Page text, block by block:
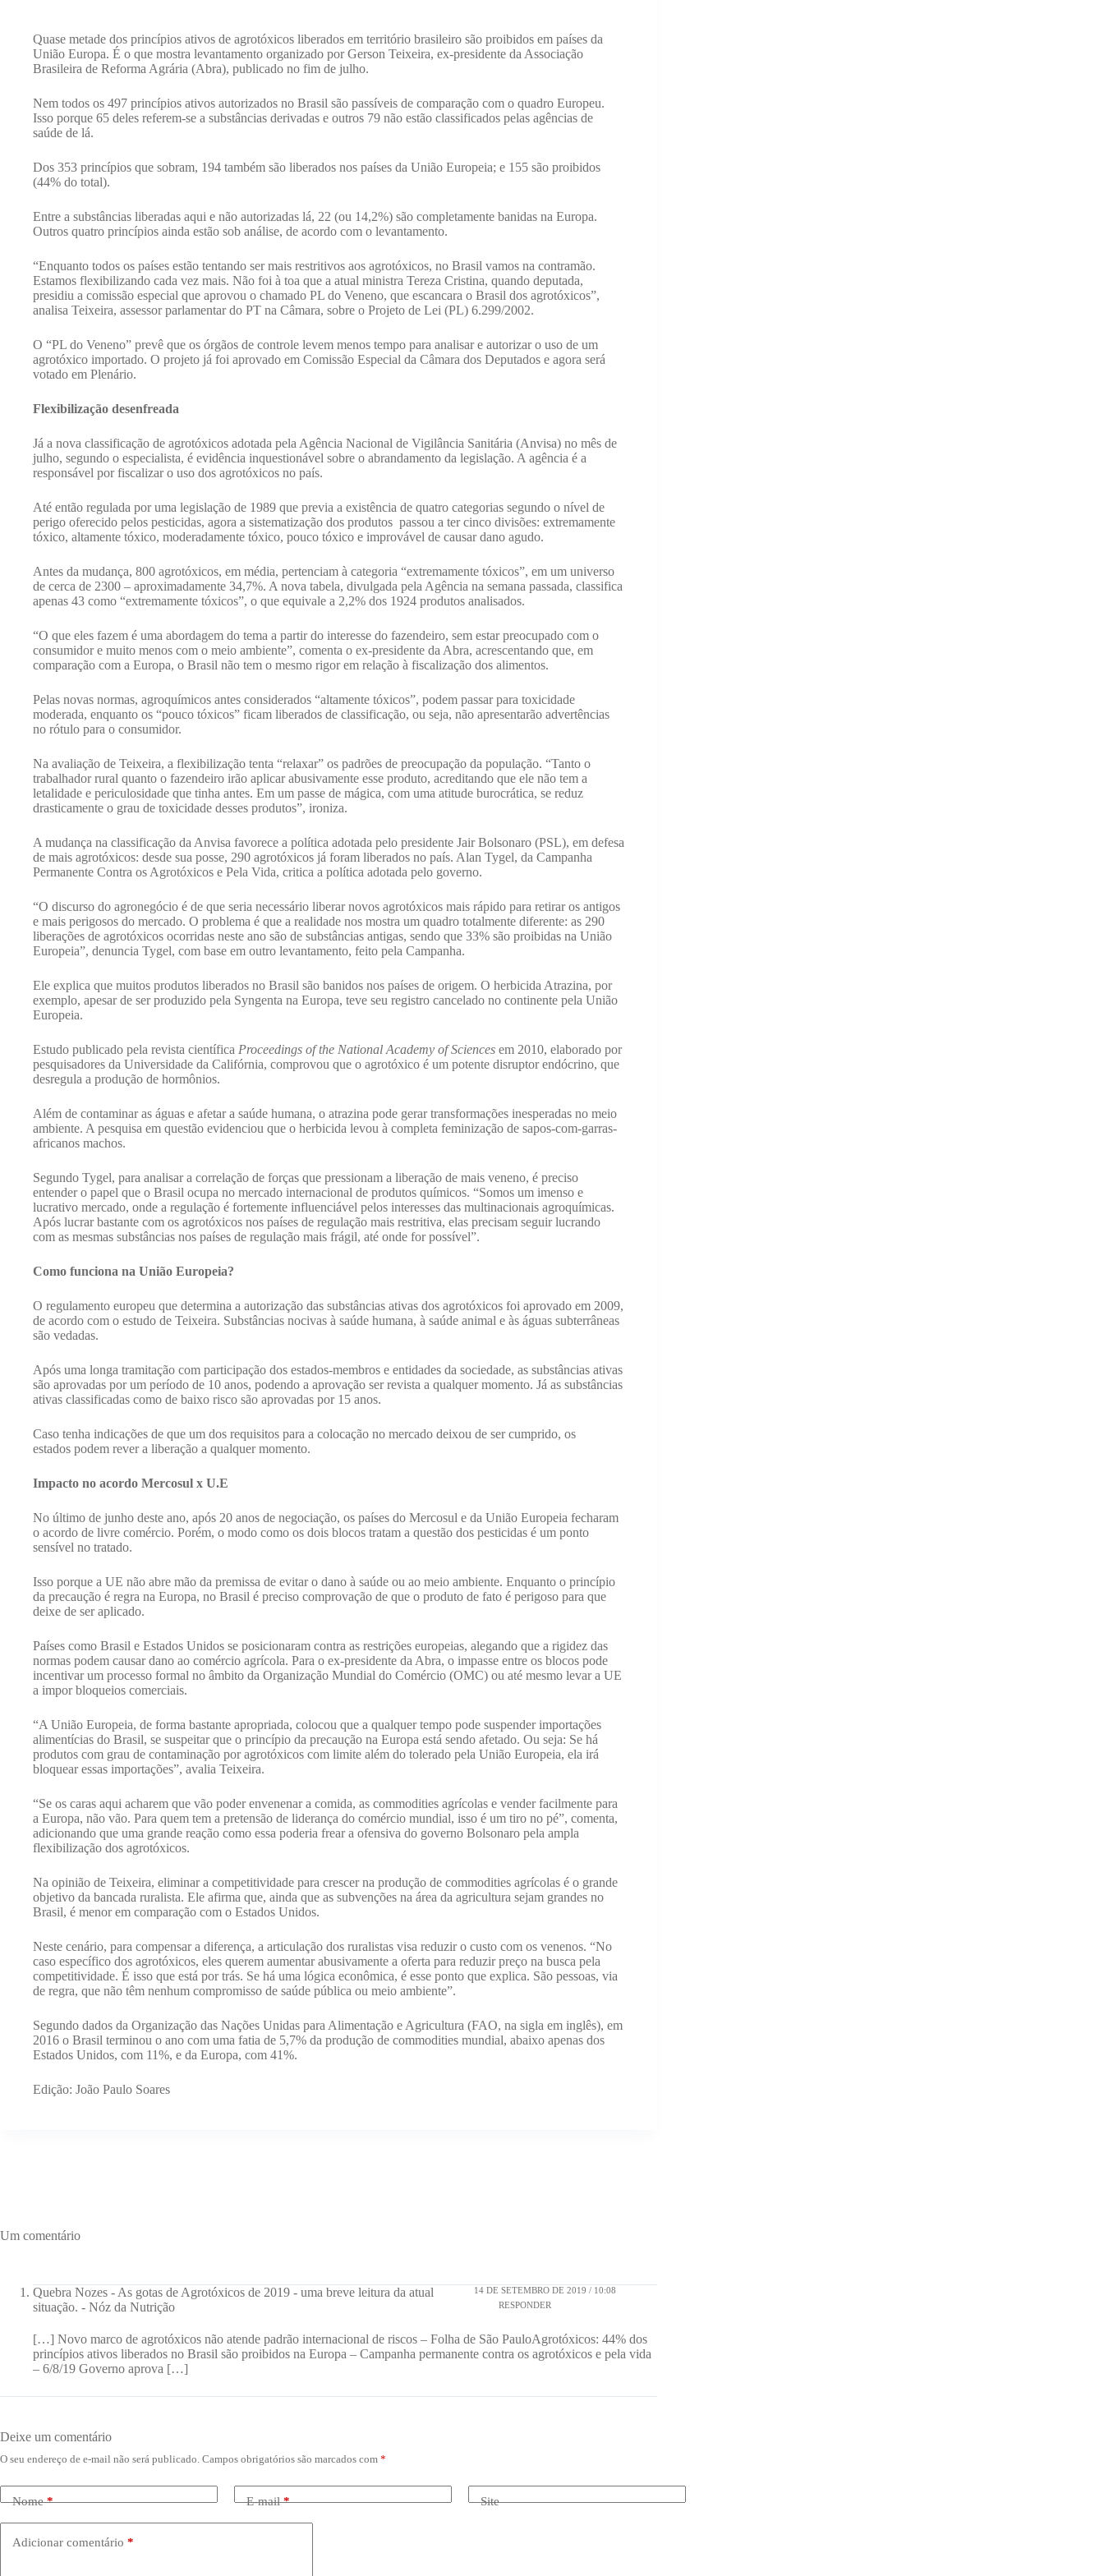
Quase metade dos princípios ativos de agrotóxicos liberados em território brasileiro são proibidos em países da
União Europa. É o que mostra levantamento organizado por Gerson Teixeira, ex-presidente da Associação
Brasileira de Reforma Agrária (Abra), publicado no fim de julho.
Nem todos os 497 princípios ativos autorizados no Brasil são passíveis de comparação com o quadro Europeu.
Isso porque 65 deles referem-se a substâncias derivadas e outros 79 não estão classificados pelas agências de
saúde de lá.
Dos 353 princípios que sobram, 194 também são liberados nos países da União Europeia; e 155 são proibidos
(44% do total).
Entre a substâncias liberadas aqui e não autorizadas lá, 22 (ou 14,2%) são completamente banidas na Europa.
Outros quatro princípios ainda estão sob análise, de acordo com o levantamento.
“Enquanto todos os países estão tentando ser mais restritivos aos agrotóxicos, no Brasil vamos na contramão.
Estamos flexibilizando cada vez mais. Não foi à toa que a atual ministra Tereza Cristina, quando deputada,
presidiu a comissão especial que aprovou o chamado PL do Veneno, que escancara o Brasil dos agrotóxicos”,
analisa Teixeira, assessor parlamentar do PT na Câmara, sobre o Projeto de Lei (PL) 6.299/2002.
O “PL do Veneno” prevê que os órgãos de controle levem menos tempo para analisar e autorizar o uso de um
agrotóxico importado. O projeto já foi aprovado em Comissão Especial da Câmara dos Deputados e agora será
votado em Plenário.
Flexibilização desenfreada
Já a nova classificação de agrotóxicos adotada pela Agência Nacional de Vigilância Sanitária (Anvisa) no mês de
julho, segundo o especialista, é evidência inquestionável sobre o abrandamento da legislação. A agência é a
responsável por fiscalizar o uso dos agrotóxicos no país.
Até então regulada por uma legislação de 1989 que previa a existência de quatro categorias segundo o nível de
perigo oferecido pelos pesticidas, agora a sistematização dos produtos passou a ter cinco divisões: extremamente
tóxico, altamente tóxico, moderadamente tóxico, pouco tóxico e improvável de causar dano agudo.
Antes da mudança, 800 agrotóxicos, em média, pertenciam à categoria “extremamente tóxicos”, em um universo
de cerca de 2300 – aproximadamente 34,7%. A nova tabela, divulgada pela Agência na semana passada, classifica
apenas 43 como “extremamente tóxicos”, o que equivale a 2,2% dos 1924 produtos analisados.
“O que eles fazem é uma abordagem do tema a partir do interesse do fazendeiro, sem estar preocupado com o
consumidor e muito menos com o meio ambiente”, comenta o ex-presidente da Abra, acrescentando que, em
comparação com a Europa, o Brasil não tem o mesmo rigor em relação à fiscalização dos alimentos.
Pelas novas normas, agroquímicos antes considerados “altamente tóxicos”, podem passar para toxicidade
moderada, enquanto os “pouco tóxicos” ficam liberados de classificação, ou seja, não apresentarão advertências
no rótulo para o consumidor.
Na avaliação de Teixeira, a flexibilização tenta “relaxar” os padrões de preocupação da população. “Tanto o
trabalhador rural quanto o fazendeiro irão aplicar abusivamente esse produto, acreditando que ele não tem a
letalidade e periculosidade que tinha antes. Em um passe de mágica, com uma atitude burocrática, se reduz
drasticamente o grau de toxicidade desses produtos”, ironiza.
A mudança na classificação da Anvisa favorece a política adotada pelo presidente Jair Bolsonaro (PSL), em defesa
de mais agrotóxicos: desde sua posse, 290 agrotóxicos já foram liberados no país. Alan Tygel, da Campanha
Permanente Contra os Agrotóxicos e Pela Vida, critica a política adotada pelo governo.
“O discurso do agronegócio é de que seria necessário liberar novos agrotóxicos mais rápido para retirar os antigos
e mais perigosos do mercado. O problema é que a realidade nos mostra um quadro totalmente diferente: as 290
liberações de agrotóxicos ocorridas neste ano são de substâncias antigas, sendo que 33% são proibidas na União
Europeia”, denuncia Tygel, com base em outro levantamento, feito pela Campanha.
Ele explica que muitos produtos liberados no Brasil são banidos nos países de origem. O herbicida Atrazina, por
exemplo, apesar de ser produzido pela Syngenta na Europa, teve seu registro cancelado no continente pela União
Europeia.
Estudo publicado pela revista científica Proceedings of the National Academy of Sciences em 2010, elaborado por
pesquisadores da Universidade da Califórnia, comprovou que o agrotóxico é um potente disruptor endócrino, que
desregula a produção de hormônios.
Além de contaminar as águas e afetar a saúde humana, o atrazina pode gerar transformações inesperadas no meio
ambiente. A pesquisa em questão evidenciou que o herbicida levou à completa feminização de sapos-com-garras-
africanos machos.
Segundo Tygel, para analisar a correlação de forças que pressionam a liberação de mais veneno, é preciso
entender o papel que o Brasil ocupa no mercado internacional de produtos químicos. “Somos um imenso e
lucrativo mercado, onde a regulação é fortemente influenciável pelos interesses das multinacionais agroquímicas.
Após lucrar bastante com os agrotóxicos nos países de regulação mais restritiva, elas precisam seguir lucrando
com as mesmas substâncias nos países de regulação mais frágil, até onde for possível”.
Como funciona na União Europeia?
O regulamento europeu que determina a autorização das substâncias ativas dos agrotóxicos foi aprovado em 2009,
de acordo com o estudo de Teixeira. Substâncias nocivas à saúde humana, à saúde animal e às águas subterrâneas
são vedadas.
Após uma longa tramitação com participação dos estados-membros e entidades da sociedade, as substâncias ativas
são aprovadas por um período de 10 anos, podendo a aprovação ser revista a qualquer momento. Já as substâncias
ativas classificadas como de baixo risco são aprovadas por 15 anos.
Caso tenha indicações de que um dos requisitos para a colocação no mercado deixou de ser cumprido, os
estados podem rever a liberação a qualquer momento.
Impacto no acordo Mercosul x U.E
No último de junho deste ano, após 20 anos de negociação, os países do Mercosul e da União Europeia fecharam
o acordo de livre comércio. Porém, o modo como os dois blocos tratam a questão dos pesticidas é um ponto
sensível no tratado.
Isso porque a UE não abre mão da premissa de evitar o dano à saúde ou ao meio ambiente. Enquanto o princípio
da precaução é regra na Europa, no Brasil é preciso comprovação de que o produto de fato é perigoso para que
deixe de ser aplicado.
Países como Brasil e Estados Unidos se posicionaram contra as restrições europeias, alegando que a rigidez das
normas podem causar dano ao comércio agrícola. Para o ex-presidente da Abra, o impasse entre os blocos pode
incentivar um processo formal no âmbito da Organização Mundial do Comércio (OMC) ou até mesmo levar a UE
a impor bloqueios comerciais.
“A União Europeia, de forma bastante apropriada, colocou que a qualquer tempo pode suspender importações
alimentícias do Brasil, se suspeitar que o princípio da precaução na Europa está sendo afetado. Ou seja: Se há
produtos com grau de contaminação por agrotóxicos com limite além do tolerado pela União Europeia, ela irá
bloquear essas importações”, avalia Teixeira.
“Se os caras aqui acharem que vão poder envenenar a comida, as commodities agrícolas e vender facilmente para
a Europa, não vão. Para quem tem a pretensão de liderança do comércio mundial, isso é um tiro no pé”, comenta,
adicionando que uma grande reação como essa poderia frear a ofensiva do governo Bolsonaro pela ampla
flexibilização dos agrotóxicos.
Na opinião de Teixeira, eliminar a competitividade para crescer na produção de commodities agrícolas é o grande
objetivo da bancada ruralista. Ele afirma que, ainda que as subvenções na área da agricultura sejam grandes no
Brasil, é menor em comparação com o Estados Unidos.
Neste cenário, para compensar a diferença, a articulação dos ruralistas visa reduzir o custo com os venenos. “No
caso específico dos agrotóxicos, eles querem aumentar abusivamente a oferta para reduzir preço na busca pela
competitividade. É isso que está por trás. Se há uma lógica econômica, é esse ponto que explica. São pessoas, via
de regra, que não têm nenhum compromisso de saúde pública ou meio ambiente”.
Segundo dados da Organização das Nações Unidas para Alimentação e Agricultura (FAO, na sigla em inglês), em
2016 o Brasil terminou o ano com uma fatia de 5,7% da produção de commodities mundial, abaixo apenas dos
Estados Unidos, com 11%, e da Europa, com 41%.
Edição: João Paulo Soares
Um comentário
Quebra Nozes - As gotas de Agrotóxicos de 2019 - uma breve leitura da atual
situação. - Nóz da Nutrição
14 DE SETEMBRO DE 2019 / 10:08
RESPONDER
[…] Novo marco de agrotóxicos não atende padrão internacional de riscos – Folha de São PauloAgrotóxicos: 44% dos
princípios ativos liberados no Brasil são proibidos na Europa – Campanha permanente contra os agrotóxicos e pela vida
– 6/8/19 Governo aprova […]
Deixe um comentário
O seu endereço de e-mail não será publicado. Campos obrigatórios são marcados com *
Nome* E-mail* Site
Adicionar comentário *